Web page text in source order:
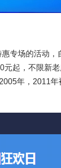
专场的活动
起，不限新老
年，2011